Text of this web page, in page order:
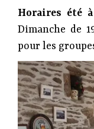
Horaires été
Dimanche de
pour les